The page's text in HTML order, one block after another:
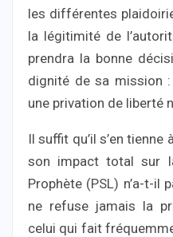
les différentes
la légitimité de
prendra la bonne
dignité de sa mission
une privation de liberté
Il suffit qu’il s’en
son impact total sur
Prophète (PSL) n’a-t-il
ne refuse jamais la
celui qui fait